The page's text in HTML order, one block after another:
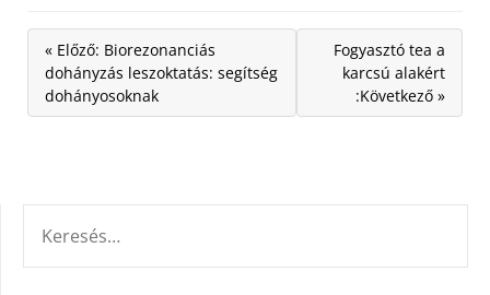
« Előző: Biorezonanciás
dohányzás leszoktatás: segítség
dohányosoknak
Fogyasztó tea a
karcsú alakért
:Következő »